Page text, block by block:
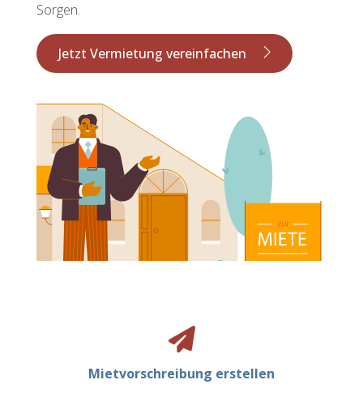
Sorgen.
Jetzt Vermietung vereinfachen
Mietvorschreibung erstellen